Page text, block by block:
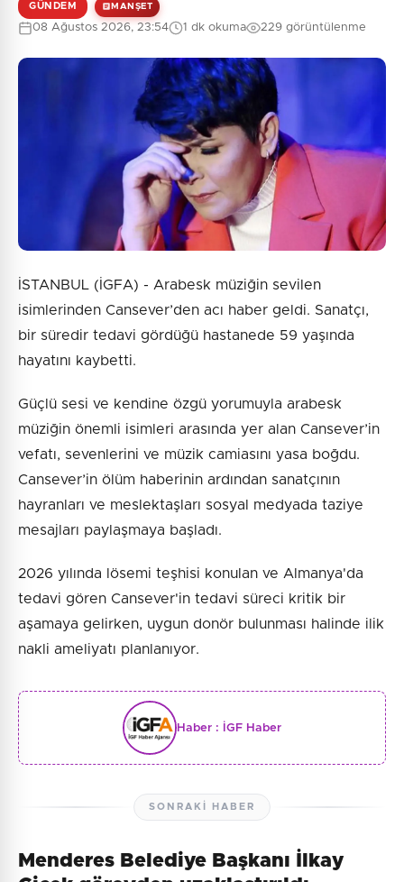
0/2000
Güvenlik Sorusu:
5 + 5 = ?
Gönder
GÜNDEM MANŞET
08 Ağustos 2026, 23:54 1 dk okuma 229 görüntülenme
İSTANBUL (İGFA) - Arabesk müziğin sevilen
isimlerinden Cansever’den acı haber geldi. Sanatçı,
bir süredir tedavi gördüğü hastanede 59 yaşında
hayatını kaybetti.
Güçlü sesi ve kendine özgü yorumuyla arabesk
müziğin önemli isimleri arasında yer alan Cansever’in
vefatı, sevenlerini ve müzik camiasını yasa boğdu.
Cansever’in ölüm haberinin ardından sanatçının
hayranları ve meslektaşları sosyal medyada taziye
mesajları paylaşmaya başladı.
2026 yılında lösemi teşhisi konulan ve Almanya'da
tedavi gören Cansever'in tedavi süreci kritik bir
aşamaya gelirken, uygun donör bulunması halinde ilik
nakli ameliyatı planlanıyor.
Haber : İGF Haber
SONRAKI HABER
Menderes Belediye Başkanı İlkay